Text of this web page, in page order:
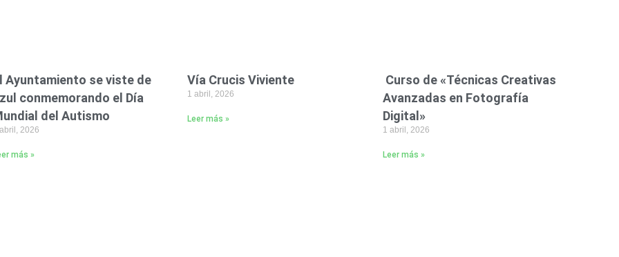
Ayuntamiento se viste de
conmemorando el Día
del Autismo
2026
más »
Vía Crucis Viviente
1 abril, 2026
Leer más »
Curso de «Técnicas Creativas
Avanzadas en Fotografía
Digital»
1 abril, 2026
Leer más »